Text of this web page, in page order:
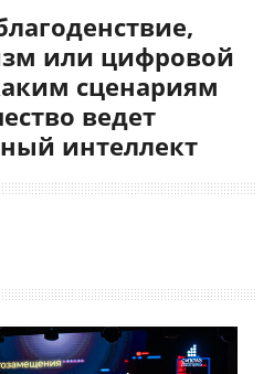
или цифровой
сценариям
ведет
интеллект